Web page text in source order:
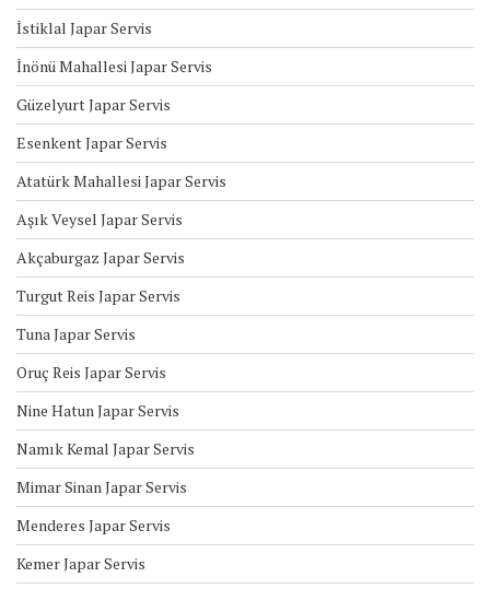
İstiklal Japar Servis
İnönü Mahallesi Japar Servis
Güzelyurt Japar Servis
Esenkent Japar Servis
Atatürk Mahallesi Japar Servis
Aşık Veysel Japar Servis
Akçaburgaz Japar Servis
Turgut Reis Japar Servis
Tuna Japar Servis
Oruç Reis Japar Servis
Nine Hatun Japar Servis
Namık Kemal Japar Servis
Mimar Sinan Japar Servis
Menderes Japar Servis
Kemer Japar Servis